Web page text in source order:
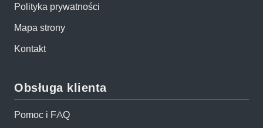
Polityka prywatności
Mapa strony
Kontakt
Obsługa klienta
Pomoc i FAQ